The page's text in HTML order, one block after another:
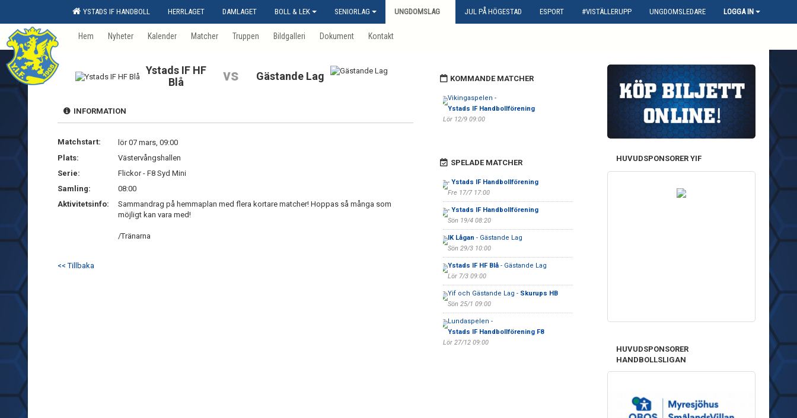
YSTADS IF HANDBOLL HERRLAGET DAMLAGET BOLL & LEK SENIORLAG UNGDOMSLAG JUL PÅ HÖGESTAD ESPORT #VISTÄLLERUPP UNGDOMSLEDARE LOGGA IN
Hem Nyheter Kalender Matcher Truppen Bildgalleri Dokument Kontakt
Ystads IF HF
Blå
vs Gästande Lag
INFORMATION
Matchstart:
lör 07 mars, 09:00
Plats:
Västervångshallen
Serie:
Flickor - F8 Syd Mini
Samling:
08:00
Aktivitetsinfo:
Sammandrag på hemmaplan med flera kortare matcher! Hoppas så många som
möjligt kan vara med!
/Tränarna
<< Tillbaka
KOMMANDE MATCHER
Vikingaspelen -
Ystads IF Handbollförening
Lör 12/9 09:00
SPELADE MATCHER
- Ystads IF Handbollförening
Fre 17/7 17:00
- Ystads IF Handbollförening
Sön 19/4 08:20
IK Lågan - Gästande Lag
Sön 29/3 10:00
Ystads IF HF Blå- Gästande Lag
Lör 7/3 09:00
Yif och Gästande Lag - Skurups HB
Sön 25/1 09:00
Lundaspelen -
Ystads IF Handbollförening F8
Lör 27/12 09:00
HUVUDSPONSORER YIF
HUVUDSPONSORER
HANDBOLLSLIGAN